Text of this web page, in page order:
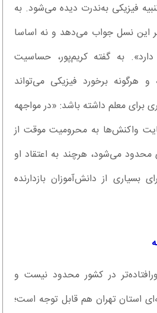
فیزیکی به‌ندرت دیده می‌شود. به
این نسل جواب می‌دهد و نه اساسا
به گفته کریم‌پور، حساسیت
و هرگونه برخورد فیزیکی می‌تواند
برای معلم داشته باشد: «در مواجهه
واکنش‌ها به محرومیت موقت از
محدود می‌شود، هرچند به اعتقاد او
از دانش‌آموزان بازدارنده
در کشور محدود نیست و
استان تهران هم قابل توجه است؛